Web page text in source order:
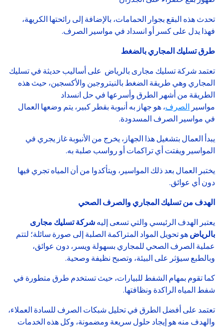
تحدث هذه البقع بجوار الحمامات، بالإضافة إلى رائحتها الكريهة،
فهذا يدل على كسر أو انسداد في مواسير الصرف.
طرق تسليك المجاري بالضغط
تعتمد شركة تسليك مجارى بالرياض على أساليب حديثة في تسليك
المجاري وهي طريقة الضغط بالنيتروجين والأكسجين، حيث هذه
الطريقة من أشهر الطرق وأسرعها في حل انسداد
مواسير الصرف، هو جهاز به أنبوبة بقطر كبير، يتم وضعها العمال
في مواسير الصرف المسدودة.
يبدأ العمال بتشغيل هذا الجهاز، يخرج من الأنبوبة غاز يجري في
المواسير ويفتت أي تراكمات أو رواسب صلبة به.
يختبر العمال بعد ذلك المواسير، ويتأكدوا من أن المياه تجري فيها
دون أي عوائق.
الهدف من تسليك المجاري والصرف الصحي
يعتبر الهدف الرئيسي والتي تسعى إليهشركة تسليك مجارى
بالرياض هو تحويل المواد المتراكمة الصلبة إلى صورة سائلة؛ لتتم
عملية الصرف الصحي للمجاري بسهولة ويسر، دون عوائق،
وبالطبع سيؤثر على البيئة، وتصبح نظيفة وصحية.
كما تقوم بمهام الشفط للبيارات، حيث تستخدم طرق متطورة في
شفط المياه الراكدة ونظافتها.
تعتمد على أفضل الطرق في تحليل شبكات الصرف للسادة العملاء،
والهدف منه هو إيجاد حلول سريعة ومضمونة، وكل هذه الخدمات